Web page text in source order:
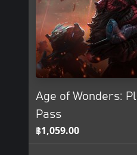
Age of Wonders:
Pass
฿1,059.00